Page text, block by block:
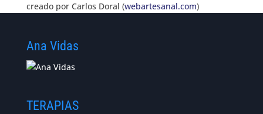
creado por Carlos Doral (webartesanal.com)
Ana Vidas
TERAPIAS